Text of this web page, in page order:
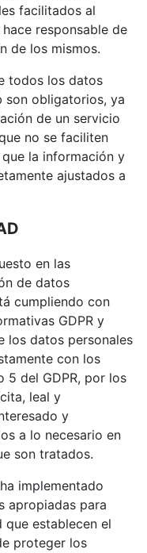
facilitados al
hace responsable de
de los mismos.
todos los datos
son obligatorios, ya
de un servicio
no se faciliten
la información y
ajustados a
en las
de datos
cumpliendo con
GDPR y
los datos personales
con los
5 del GDPR, por los
leal y
y
a lo necesario en
son tratados.
implementado
apropiadas para
que establecen el
proteger los